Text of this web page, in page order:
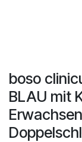
​​boso
BLAU mit